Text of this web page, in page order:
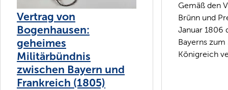
Vertrag von
Bogenhausen:
geheimes
Militärbündnis
zwischen Bayern und
Frankreich (1805)
Gemäß den
Brünn und
Januar 1806
Bayerns
Königreich